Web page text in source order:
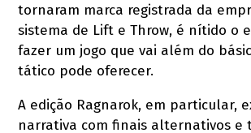
tornaram marca registrada da
sistema de Lift e Throw, é nítido o
fazer um jogo que vai além do
tático pode oferecer.
A edição Ragnarok, em particular,
narrativa com finais alternativos e